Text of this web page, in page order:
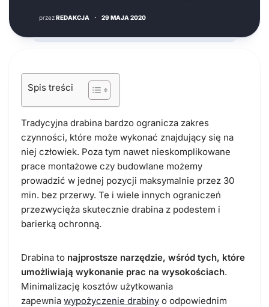
przezREDAKCJA · 29 MAJA 2020
Spis treści
Tradycyjna drabina bardzo ogranicza zakres
czynności, które może wykonać znajdujący się na
niej człowiek. Poza tym nawet nieskomplikowane
prace montażowe czy budowlane możemy
prowadzić w jednej pozycji maksymalnie przez 30
min. bez przerwy. Te i wiele innych ograniczeń
przezwycięża skutecznie drabina z podestem i
barierką ochronną.
Drabina to najprostsze narzędzie, wśród tych, które
umożliwiają wykonanie prac na wysokościach.
Minimalizację kosztów użytkowania
zapewnia wypożyczenie drabiny o odpowiednim